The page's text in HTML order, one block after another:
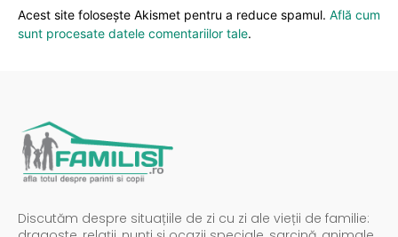
Acest site folosește Akismet pentru a reduce spamul. Află cum
sunt procesate datele comentariilor tale.
Discutăm despre situațiile de zi cu zi ale vieții de familie: